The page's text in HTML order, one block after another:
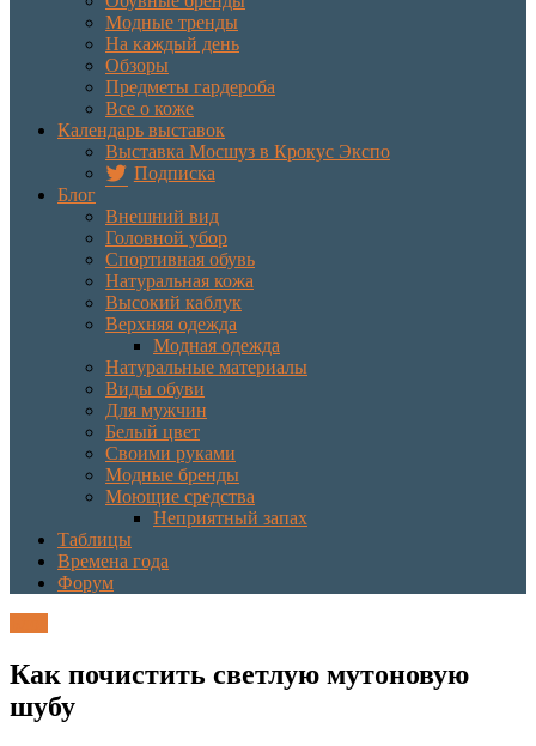
Модные тренды
На каждый день
Обзоры
Предметы гардероба
Все о коже
Календарь выставок
Выставка Мосшуз в Крокус Экспо
Подписка
Блог
Внешний вид
Головной убор
Спортивная обувь
Натуральная кожа
Высокий каблук
Верхняя одежда
Модная одежда
Натуральные материалы
Виды обуви
Для мужчин
Белый цвет
Своими руками
Модные бренды
Моющие средства
Неприятный запах
Таблицы
Времена года
Форум
Как почистить светлую мутоновую
шубу